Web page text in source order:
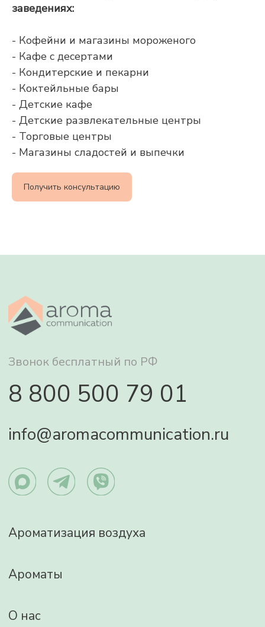
заведениях:
- Кофейни и магазины мороженого
- Кафе с десертами
- Кондитерские и пекарни
- Коктейльные бары
- Детские кафе
- Детские развлекательные центры
- Торговые центры
- Магазины сладостей и выпечки
Получить консультацию
8 800 500 79 01
info@aromacommunication.ru
Ароматизация воздуха
О нас
Контакты
Изображения:http://www.freepik.com
Звонок бесплатный по РФ